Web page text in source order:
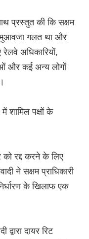
प्रस्तुत की कि सक्षम
मुआवजा गलत था और
अधिकारियों,
और कई अन्य लोगों
शामिल पक्षों के
रद्द करने के लिए
ने सक्षम प्राधिकारी
के खिलाफ एक
द्वारा दायर रिट